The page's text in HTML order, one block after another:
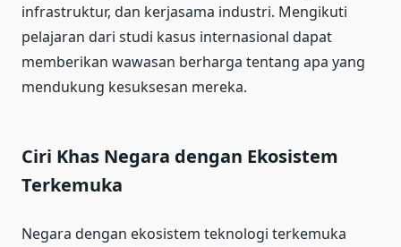
infrastruktur, dan kerjasama industri. Mengikuti
pelajaran dari studi kasus internasional dapat
memberikan wawasan berharga tentang apa yang
mendukung kesuksesan mereka.
Ciri Khas Negara dengan Ekosistem
Terkemuka
Negara dengan ekosistem teknologi terkemuka